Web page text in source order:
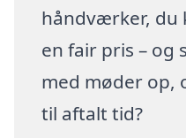
håndværker, du
en fair pris – og
med møder op,
til aftalt tid?